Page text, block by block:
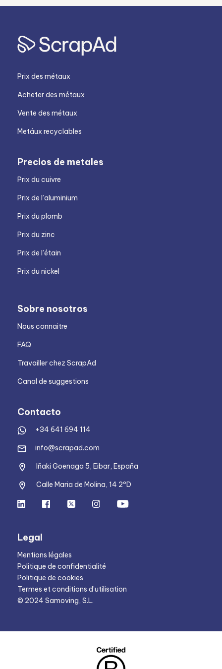
Prix des métaux
Acheter des métaux
Vente des métaux
Metáux recyclables
Precios de metales
Prix du cuivre
Prix de l’aluminium
Prix du plomb
Prix du zinc
Prix de l’étain
Prix du nickel
Sobre nosotros
Nous connaitre
FAQ
Travailler chez ScrapAd
Canal de suggestions
Contacto
+34 641 694 114
info@scrapad.com
Iñaki Goenaga 5, Eibar, España
Calle Maria de Molina, 14 2ºD
Legal
Mentions légales
Politique de confidentialité
Politique de cookies
Termes et conditions d’utilisation
© 2024 Samoving, S.L.